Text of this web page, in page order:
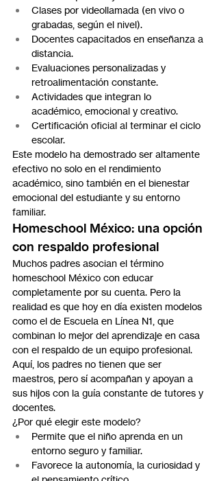
Clases por videollamada (en vivo o
grabadas, según el nivel).
Docentes capacitados en enseñanza a
distancia.
Evaluaciones personalizadas y
retroalimentación constante.
Actividades que integran lo
académico, emocional y creativo.
Certificación oficial al terminar el ciclo
escolar.
Este modelo ha demostrado ser altamente
efectivo no solo en el rendimiento
académico, sino también en el bienestar
emocional del estudiante y su entorno
familiar.
Homeschool México: una opción
con respaldo profesional
Muchos padres asocian el término
homeschool México con educar
completamente por su cuenta. Pero la
realidad es que hoy en día existen modelos
como el de Escuela en Línea N1, que
combinan lo mejor del aprendizaje en casa
con el respaldo de un equipo profesional.
Aquí, los padres no tienen que ser
maestros, pero sí acompañan y apoyan a
sus hijos con la guía constante de tutores y
docentes.
¿Por qué elegir este modelo?
Permite que el niño aprenda en un
entorno seguro y familiar.
Favorece la autonomía, la curiosidad y